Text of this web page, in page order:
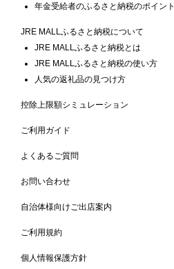
年金受給者のふるさと納税のポイント
JRE MALLふるさと納税について
JRE MALLふるさと納税とは
JRE MALLふるさと納税の使い方
人気の返礼品の見つけ方
控除上限額シミュレーション
ご利用ガイド
よくあるご質問
お問い合わせ
自治体様向けご出店案内
ご利用規約
個人情報保護方針